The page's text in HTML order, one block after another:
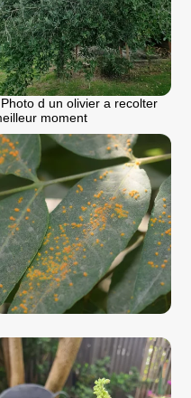
Photo d un olivier a recolter
moment